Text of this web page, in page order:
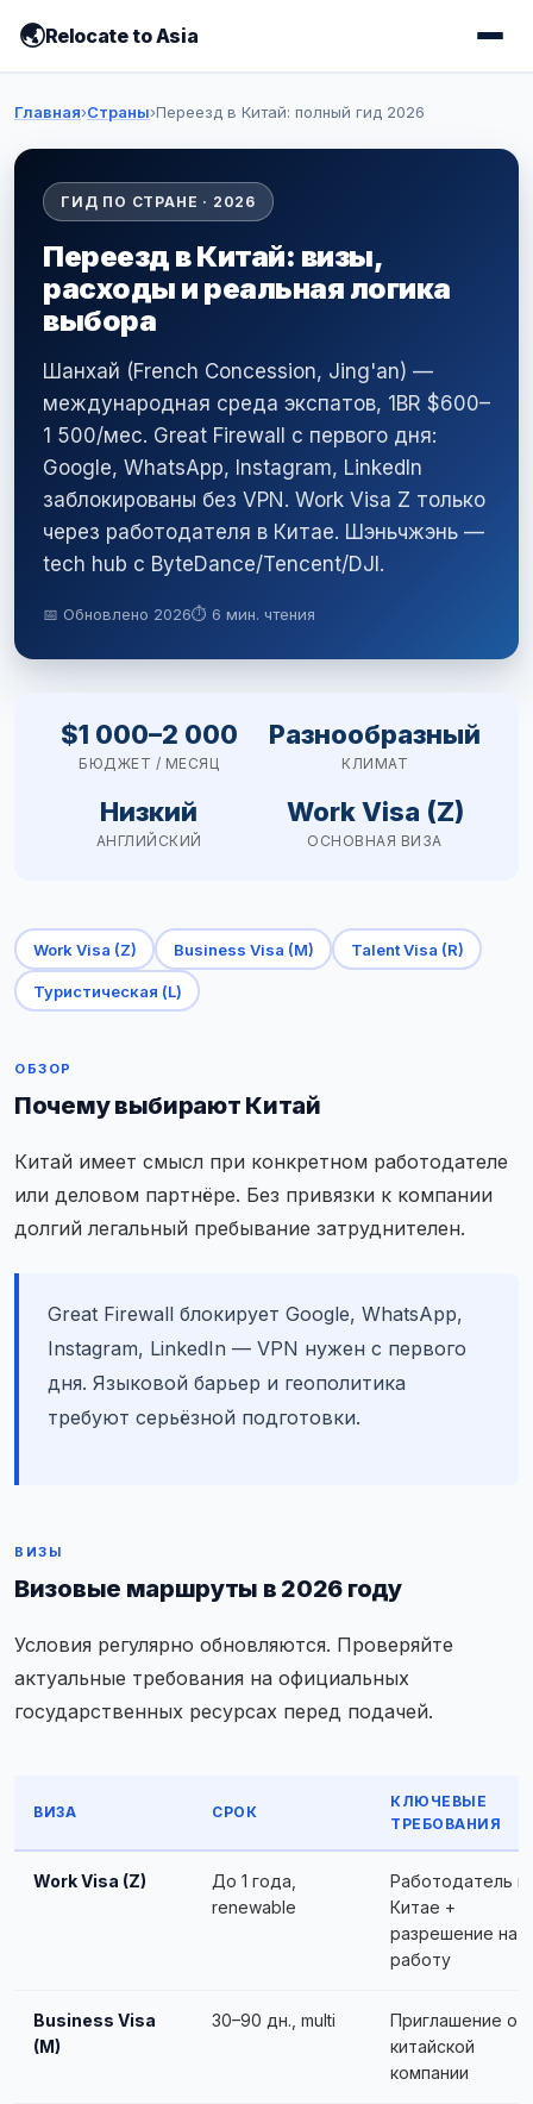
Relocate to Asia
Главная›Страны›Переезд в Китай: полный гид 2026
ГИД ПО СТРАНЕ · 2026
Переезд в Китай: визы,
расходы и реальная логика
выбора
Шанхай (French Concession, Jing'an) —
международная среда экспатов, 1BR $600–
1 500/мес. Great Firewall с первого дня:
Google, WhatsApp, Instagram, LinkedIn
заблокированы без VPN. Work Visa Z только
через работодателя в Китае. Шэньчжэнь —
tech hub с ByteDance/Tencent/DJI.
📅 Обновлено 2026⏱ 6 мин. чтения
$1 000–2 000
БЮДЖЕТ / МЕСЯЦ
Разнообразный
КЛИМАТ
Низкий
АНГЛИЙСКИЙ
Work Visa (Z)
ОСНОВНАЯ ВИЗА
Work Visa (Z) Business Visa (M) Talent Visa (R)
Туристическая (L)
ОБЗОР
Почему выбирают Китай
Китай имеет смысл при конкретном работодателе
или деловом партнёре. Без привязки к компании
долгий легальный пребывание затруднителен.
Great Firewall блокирует Google, WhatsApp,
Instagram, LinkedIn — VPN нужен с первого
дня. Языковой барьер и геополитика
требуют серьёзной подготовки.
ВИЗЫ
Визовые маршруты в 2026 году
Условия регулярно обновляются. Проверяйте
актуальные требования на официальных
государственных ресурсах перед подачей.
ВИЗА СРОК
КЛЮЧЕВЫЕ
ТРЕБОВАНИЯ
Work Visa (Z)
До 1 года,
renewable
Работодатель в
Китае +
разрешение на
работу
Business Visa
(M)
30–90 дн., multi
Приглашение от
китайской
компании